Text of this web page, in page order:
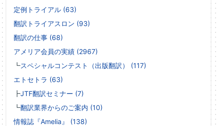
定例トライアル (63)
翻訳トライアスロン (93)
翻訳の仕事 (68)
アメリア会員の実績 (2967)
┗スペシャルコンテスト（出版翻訳） (117)
エトセトラ (63)
┣JTF翻訳セミナー (7)
┗翻訳業界からのご案内 (10)
情報誌『Amelia』 (138)